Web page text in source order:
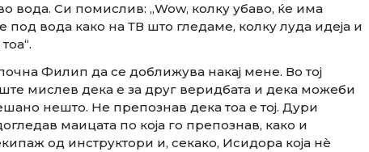
вода. Си помислив: „Wow, колку убаво, ќе има
под вода како на ТВ што гледаме, колку луда идеја и
Филип да се доближува накај мене. Во тој
мислев дека е за друг веридбата и дека можеби
нешто. Не препознав дека тоа е тој. Дури
маицата по која го препознав, како и
од инструктори и, секако, Исидора која нè